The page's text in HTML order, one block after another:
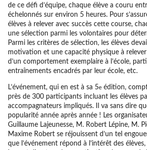
de ce défi d’équipe, chaque élève a couru
échelonnés sur environ 5 heures. Pour
élèves à relever avec succès cette course,
une sélection parmi les volontaires pour
Parmi les critères de sélection, les élèves
motivation et une capacité physique à
d’un comportement exemplaire à l’école,
entraînements encadrés par leur école, etc.
L’événement, qui en est à sa 5eédition,
près de 300 participants incluant les élèves
accompagnateurs impliqués. Il va sans dire
popularité année après année ! Les
Guillaume Lajeunesse, M. Robert Lépine, M.
Maxime Robert se réjouissent d’un tel
que l’événement répond à l’intérêt des